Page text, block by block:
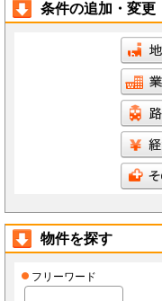
条件の追加・変更
物件を探す
フリーワード